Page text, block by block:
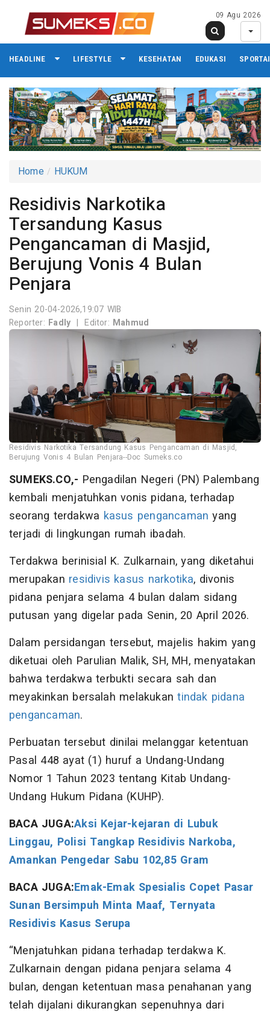
09 Agu 2026
HEADLINE LIFESTYLE KESEHATAN EDUKASI
Home HUKUM
Residivis Narkotika
Tersandung Kasus
Pengancaman di Masjid,
Berujung Vonis 4 Bulan
Penjara
Senin 20-04-2026,19:07 WIB
Reporter: Fadly | Editor: Mahmud
Residivis Narkotika Tersandung Kasus Pengancaman di Masjid,
Berujung Vonis 4 Bulan Penjara--Doc Sumeks.co
SUMEKS.CO,- Pengadilan Negeri (PN) Palembang
kembali menjatuhkan vonis pidana, terhadap
seorang terdakwa kasus pengancaman yang
terjadi di lingkungan rumah ibadah.
Terdakwa berinisial K. Zulkarnain, yang diketahui
merupakan residivis kasus narkotika, divonis
pidana penjara selama 4 bulan dalam sidang
putusan yang digelar pada Senin, 20 April 2026.
Dalam persidangan tersebut, majelis hakim yang
diketuai oleh Parulian Malik, SH, MH, menyatakan
bahwa terdakwa terbukti secara sah dan
meyakinkan bersalah melakukantindak pidana
pengancaman.
Perbuatan tersebut dinilai melanggar ketentuan
Pasal 448 ayat (1) huruf a Undang-Undang
Nomor 1 Tahun 2023 tentang Kitab Undang-
Undang Hukum Pidana (KUHP).
BACA JUGA:Aksi Kejar-kejaran di Lubuk
Linggau, Polisi Tangkap Residivis Narkoba,
Amankan Pengedar Sabu 102,85 Gram
BACA JUGA:Emak-Emak Spesialis Copet Pasar
Sunan Bersimpuh Minta Maaf, Ternyata
Residivis Kasus Serupa
“Menjatuhkan pidana terhadap terdakwa K.
Zulkarnain dengan pidana penjara selama 4
bulan, dengan ketentuan masa penahanan yang
telah dijalani dikurangkan sepenuhnya dari